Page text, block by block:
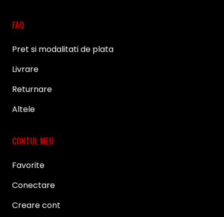
FAQ
Pret si modalitati de plata
Livrare
Returnare
Altele
CONTUL MEU
Favorite
Conectare
Creare cont